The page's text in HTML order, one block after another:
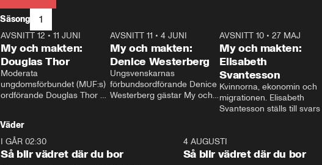
Säsong 1
26:27
AVSNITT 12 • 11 JUNI
My och makten:
Douglas Thor
Moderata
ungdomsförbundet (MUF:s)
ordförande Douglas Thor
tonårsutvisningarna och hur
Moderaterna ska locka
väljare till valet i höst.
23:40
AVSNITT 11 •4 JUNI
My och makten:
Denice Westerberg
Ungsvenskarnas
förbundsordförande Denice
Westerberg gästar My och
AVSNITT 10 •27 MAJ
My och makten:
Elisabeth
Svantesson
Kvinnorna, ekonomin och
migrationen. Elisabeth
Svantesson ställs till svars
Väder
I GÅR 02:30
Så blir vädret där du bor
4 AUGUSTI
Så blir vädret där du bor